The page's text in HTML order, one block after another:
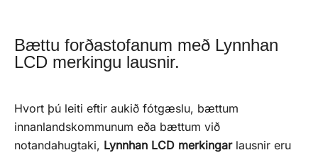
Bættu forðastofanum með Lynnhan
LCD merkingu lausnir.
Hvort þú leiti eftir aukið fótgæslu, bættum
innanlandskommunum eða bættum við
notandahugtaki, Lynnhan LCD merkingarlausnir eru